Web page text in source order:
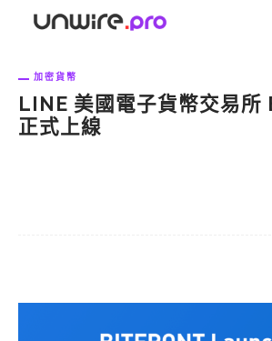
加密貨幣
LINE 美國電子貨幣交易所
正式上線